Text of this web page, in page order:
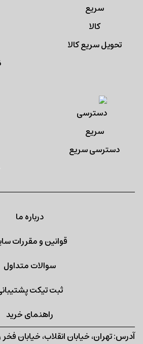
تحویل سریع کالا
دسترسی سریع
درباره ما
قوانین و مقررات
سوالات متداول
ثبت تیکت
راهنمای خرید
آدرس: تهران، خیابان انقلاب، خیابان فخر